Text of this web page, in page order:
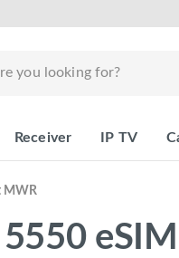
Receiver IP TV
MWR
5550